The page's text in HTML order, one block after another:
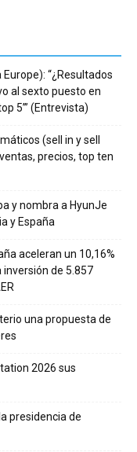
“¿Resultados
al sexto puesto en
5’” (Entrevista)
(sell in y sell
precios, top ten
y nombra a HyunJe
y España
aceleran un 10,16%
inversión de 5.857
una propuesta de
2026 sus
presidencia de